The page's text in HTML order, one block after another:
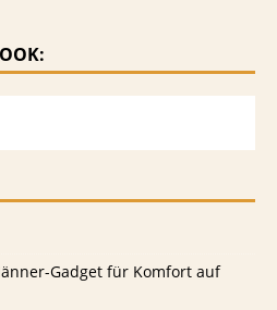
Gadget für Komfort auf